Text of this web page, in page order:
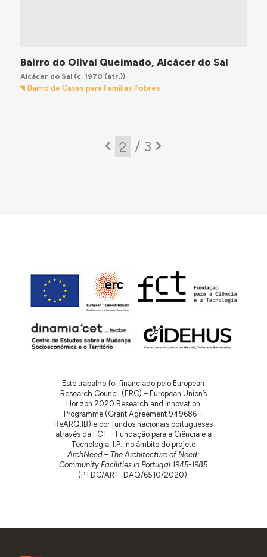
Bairro do Olival Queimado, Alcácer do Sal
Alcácer do Sal(c. 1970 (atr.))
Bairro de Casas para Famílias Pobres
/ 3
Este trabalho foi financiado pelo European
Research Council (ERC) – European Union’s
Horizon 2020 Research and Innovation
Programme (Grant Agreement 949686 –
ReARQ.IB) e por fundos nacionais portugueses
através da FCT – Fundação para a Ciência e a
Tecnologia, I.P., no âmbito do projeto
ArchNeed – The Architecture of Need:
Community Facilities in Portugal 1945-1985
(PTDC/ART-DAQ/6510/2020).